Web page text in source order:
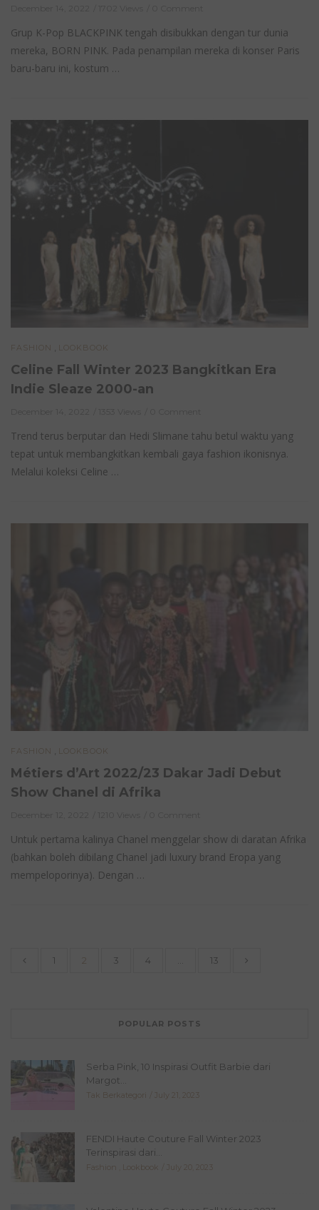
Grup K-Pop BLACKPINK tengah disibukkan dengan tur dunia
mereka, BORN PINK. Pada penampilan mereka di konser Paris
baru-baru ini, kostum …
FASHION LOOKBOOK
Celine Fall Winter 2023 Bangkitkan Era
Indie Sleaze 2000-an
Trend terus berputar dan Hedi Slimane tahu betul waktu yang
tepat untuk membangkitkan kembali gaya fashion ikonisnya.
Melalui koleksi Celine …
FASHION LOOKBOOK
Métiers d’Art 2022/23 Dakar Jadi Debut
Show Chanel di Afrika
Untuk pertama kalinya Chanel menggelar show di daratan Afrika
(bahkan boleh dibilang Chanel jadi luxury brand Eropa yang
mempeloporinya). Dengan …
1 2 3 4 … 13
POPULAR POSTS
Serba Pink, 10 Inspirasi Outfit Barbie dari
Margot...
Tak Berkategori July 21, 2023
FENDI Haute Couture Fall Winter 2023
Terinspirasi dari...
Fashion Lookbook July 20, 2023